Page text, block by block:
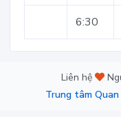
6:30
Liên hệ
Trung tâm